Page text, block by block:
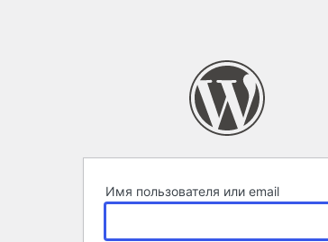
Имя пользователя или email